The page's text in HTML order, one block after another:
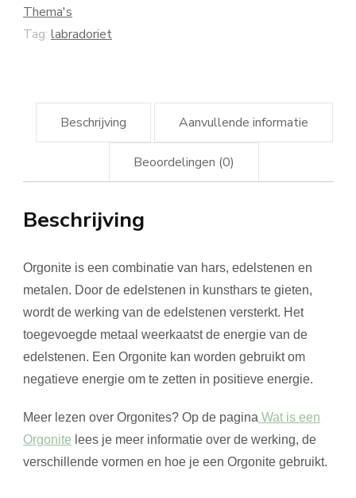
Thema's
Tag: labradoriet
Beschrijving Aanvullende informatie
Beoordelingen (0)
Beschrijving
Orgonite is een combinatie van hars, edelstenen en
metalen. Door de edelstenen in kunsthars te gieten,
wordt de werking van de edelstenen versterkt. Het
toegevoegde metaal weerkaatst de energie van de
edelstenen. Een Orgonite kan worden gebruikt om
negatieve energie om te zetten in positieve energie.
Meer lezen over Orgonites? Op de pagina Wat is een
Orgonite lees je meer informatie over de werking, de
verschillende vormen en hoe je een Orgonite gebruikt.